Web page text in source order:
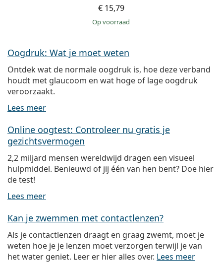
€ 15,79
op voorraad
Oogdruk: Wat je moet weten
Ontdek wat de normale oogdruk is, hoe deze verband
houdt met glaucoom en wat hoge of lage oogdruk
veroorzaakt.
Lees meer
Online oogtest: Controleer nu gratis je
gezichtsvermogen
2,2 miljard mensen wereldwijd dragen een visueel
hulpmiddel. Benieuwd of jij één van hen bent? Doe hier
de test!
Lees meer
Kan je zwemmen met contactlenzen?
Als je contactlenzen draagt en graag zwemt, moet je
weten hoe je je lenzen moet verzorgen terwijl je van
het water geniet. Leer er hier alles over. Lees meer